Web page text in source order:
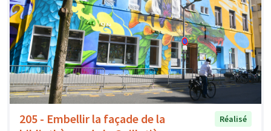
205 - Embellir la façade de la
Réalisé